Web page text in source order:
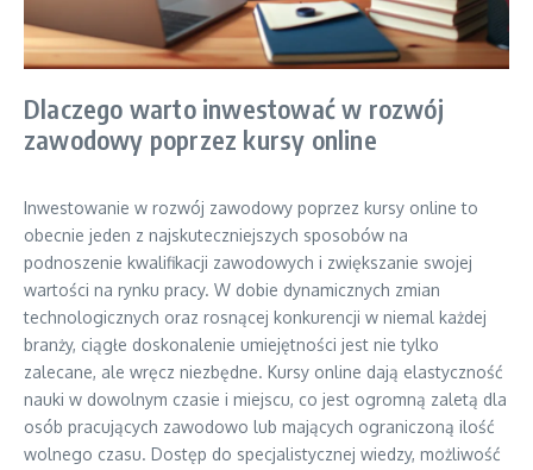
Dlaczego warto inwestować w rozwój
zawodowy poprzez kursy online
Inwestowanie w rozwój zawodowy poprzez kursy online to
obecnie jeden z najskuteczniejszych sposobów na
podnoszenie kwalifikacji zawodowych i zwiększanie swojej
wartości na rynku pracy. W dobie dynamicznych zmian
technologicznych oraz rosnącej konkurencji w niemal każdej
branży, ciągłe doskonalenie umiejętności jest nie tylko
zalecane, ale wręcz niezbędne. Kursy online dają elastyczność
nauki w dowolnym czasie i miejscu, co jest ogromną zaletą dla
osób pracujących zawodowo lub mających ograniczoną ilość
wolnego czasu. Dostęp do specjalistycznej wiedzy, możliwość